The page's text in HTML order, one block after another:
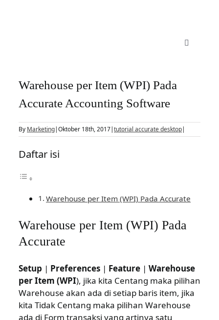
Toggle
Fitur
Download
Upgrade
Warehouse per Item (WPI) Pada
Accurate Accounting Software
By Marketing|Oktober 18th, 2017|tutorial accurate desktop|
Daftar isi
Warehouse per Item (WPI) Pada Accurate
Warehouse per Item (WPI) Pada
Accurate
Setup | Preferences | Feature | Warehouse
per Item (WPI), jika kita Centang maka pilihan
Warehouse akan ada di setiap baris item, jika
kita Tidak Centang maka pilihan Warehouse
ada di Form transaksi yang artinya satu